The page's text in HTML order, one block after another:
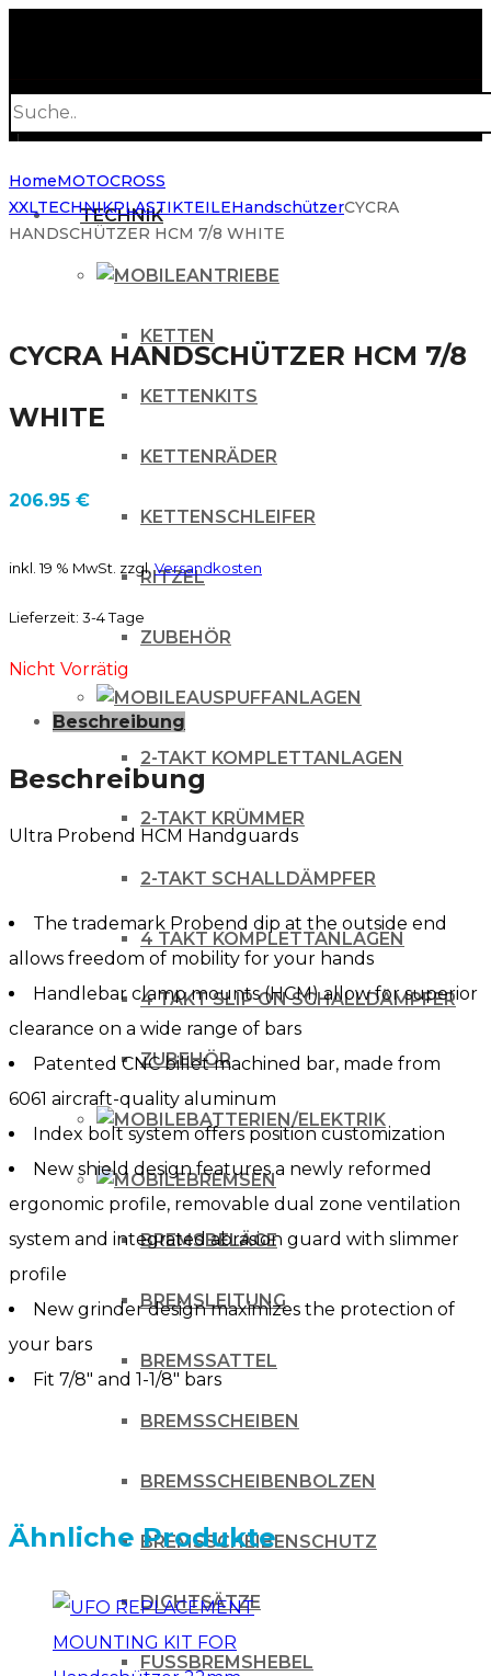
search
TECHNIK
ANTRIEBE
KETTEN
KETTENKITS
KETTENRÄDER
KETTENSCHLEIFER
RITZEL
ZUBEHÖR
AUSPUFFANLAGEN
2-TAKT KOMPLETTANLAGEN
2-TAKT KRÜMMER
2-TAKT SCHALLDÄMPFER
4 TAKT KOMPLETTANLAGEN
4 TAKT SLIP ON SCHALLDÄMPFER
ZUBEHÖR
BATTERIEN/ELEKTRIK
BREMSEN
BREMSBELÄGE
BREMSLEITUNG
BREMSSATTEL
BREMSSCHEIBEN
BREMSSCHEIBENBOLZEN
BREMSSCHEIBENSCHUTZ
DICHTSÄTZE
FUSSBREMSHEBEL
HomeMOTOCROSS
XXLTECHNIKPLASTIKTEILEHandschützerCYCRA
HANDSCHÜTZER HCM 7/8 WHITE
CYCRA HANDSCHÜTZER HCM 7/8
WHITE
206.95 €
inkl. 19 % MwSt. zzgl.Versandkosten
Lieferzeit: 3-4 Tage
Nicht Vorrätig
Beschreibung
Beschreibung
Ultra Probend HCM Handguards
The trademark Probend dip at the outside end
allows freedom of mobility for your hands
Handlebar clamp mounts (HCM) allow for superior
clearance on a wide range of bars
Patented CNC billet machined bar, made from
6061 aircraft-quality aluminum
Index bolt system offers position customization
New shield design features a newly reformed
ergonomic profile, removable dual zone ventilation
system and integrated abrasion guard with slimmer
profile
New grinder design maximizes the protection of
your bars
Fit 7/8″ and 1-1/8″ bars
Ähnliche Produkte